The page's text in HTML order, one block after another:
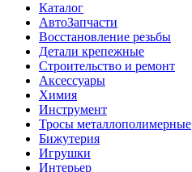
Каталог
АвтоЗапчасти
Восстановление резьбы
Детали крепежные
Строительство и ремонт
Аксессуары
Химия
Инструмент
Тросы металлополимерные
Бижутерия
Игрушки
Интерьер